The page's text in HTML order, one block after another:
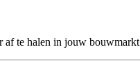
af te halen in jouw bouwmarkt